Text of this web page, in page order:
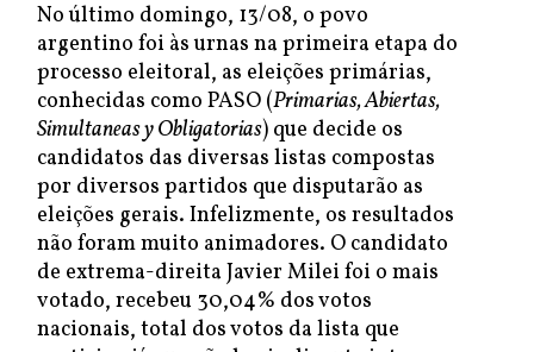
No último domingo, 13/08, o povo
argentino foi às urnas na primeira etapa do
processo eleitoral, as eleições primárias,
conhecidas como PASO (Primarias, Abiertas,
Simultaneas y Obligatorias) que decide os
candidatos das diversas listas compostas
por diversos partidos que disputarão as
eleições gerais. Infelizmente, os resultados
não foram muito animadores. O candidato
de extrema-direita Javier Milei foi o mais
votado, recebeu 30,04% dos votos
nacionais, total dos votos da lista que